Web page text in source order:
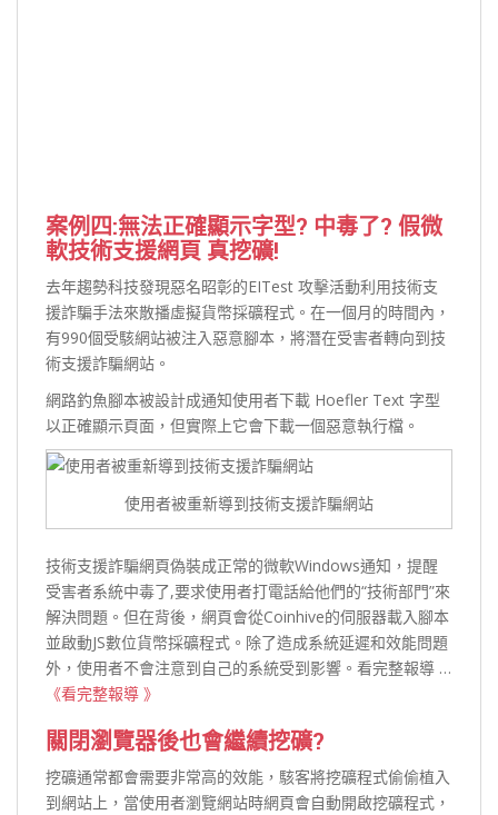
案例四:無法正確顯示字型? 中毒了? 假微
軟技術支援網頁 真挖礦!
去年趨勢科技發現惡名昭彰的EITest 攻擊活動利用技術支
援詐騙手法來散播虛擬貨幣採礦程式。在一個月的時間內，
有990個受駭網站被注入惡意腳本，將潛在受害者轉向到技
術支援詐騙網站。
網路釣魚腳本被設計成通知使用者下載 Hoefler Text 字型
以正確顯示頁面，但實際上它會下載一個惡意執行檔。
使用者被重新導到技術支援詐騙網站
技術支援詐騙網頁偽裝成正常的微軟Windows通知，提醒
受害者系統中毒了,要求使用者打電話給他們的“技術部門”來
解決問題。但在背後，網頁會從Coinhive的伺服器載入腳本
並啟動JS數位貨幣採礦程式。除了造成系統延遲和效能問題
外，使用者不會注意到自己的系統受到影響。看完整報導 …
《看完整報導 》
關閉瀏覽器後也會繼續挖礦?
挖礦通常都會需要非常高的效能，駭客將挖礦程式偷偷植入
到網站上，當使用者瀏覽網站時網頁會自動開啟挖礦程式，